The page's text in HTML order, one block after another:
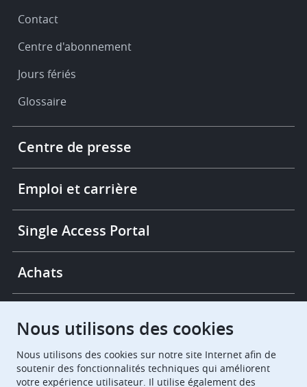
Contact
Centre d'abonnement
Jours fériés
Glossaire
More
links
Centre de presse
Emploi et carrière
Single Access Portal
Achats
European Patent Office EPO Jobs
Nous utilisons des cookies
Nous utilisons des cookies sur notre site Internet afin de
soutenir des fonctionnalités techniques qui améliorent
votre expérience utilisateur. Il utilise également des